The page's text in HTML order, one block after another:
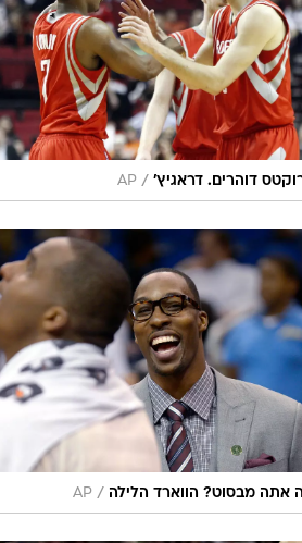
דוהרים. דראגיץ' /
AP